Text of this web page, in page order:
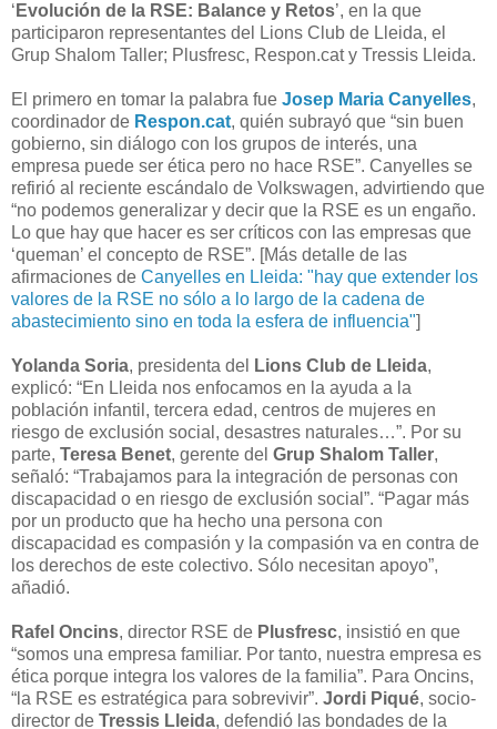
‘ Evolución de la RSE: Balance y Retos’, en la que
participaron representantes del Lions Club de Lleida, el
Grup Shalom Taller; Plusfresc, Respon.cat y Tressis Lleida.
El primero en tomar la palabra fue Josep Maria Canyelles,
coordinador de Respon.cat, quién subrayó que “sin buen
gobierno, sin diálogo con los grupos de interés, una
empresa puede ser ética pero no hace RSE”. Canyelles se
refirió al reciente escándalo de Volkswagen, advirtiendo que
“no podemos generalizar y decir que la RSE es un engaño.
Lo que hay que hacer es ser críticos con las empresas que
‘queman’ el concepto de RSE”. [Más detalle de las
afirmaciones de Canyelles en Lleida: "hay que extender los
valores de la RSE no sólo a lo largo de la cadena de
abastecimiento sino en toda la esfera de influencia"]
Yolanda Soria, presidenta del Lions Club de Lleida,
explicó: “En Lleida nos enfocamos en la ayuda a la
población infantil, tercera edad, centros de mujeres en
riesgo de exclusión social, desastres naturales…”. Por su
parte, Teresa Benet, gerente del Grup Shalom Taller,
señaló: “Trabajamos para la integración de personas con
discapacidad o en riesgo de exclusión social”. “Pagar más
por un producto que ha hecho una persona con
discapacidad es compasión y la compasión va en contra de
los derechos de este colectivo. Sólo necesitan apoyo”,
añadió.
Rafel Oncins, director RSE de Plusfresc, insistió en que
“somos una empresa familiar. Por tanto, nuestra empresa es
ética porque integra los valores de la familia”. Para Oncins,
“la RSE es estratégica para sobrevivir”. Jordi Piqué, socio-
director de Tressis Lleida, defendió las bondades de la